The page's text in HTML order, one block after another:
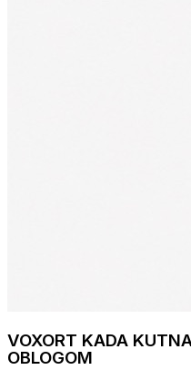
VOXORT KADA
OBLOGOM